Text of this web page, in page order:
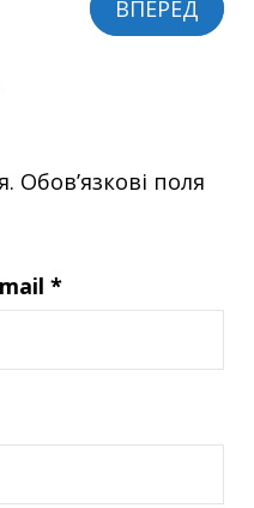
ВПЕРЕД
Обов’язкові поля
*